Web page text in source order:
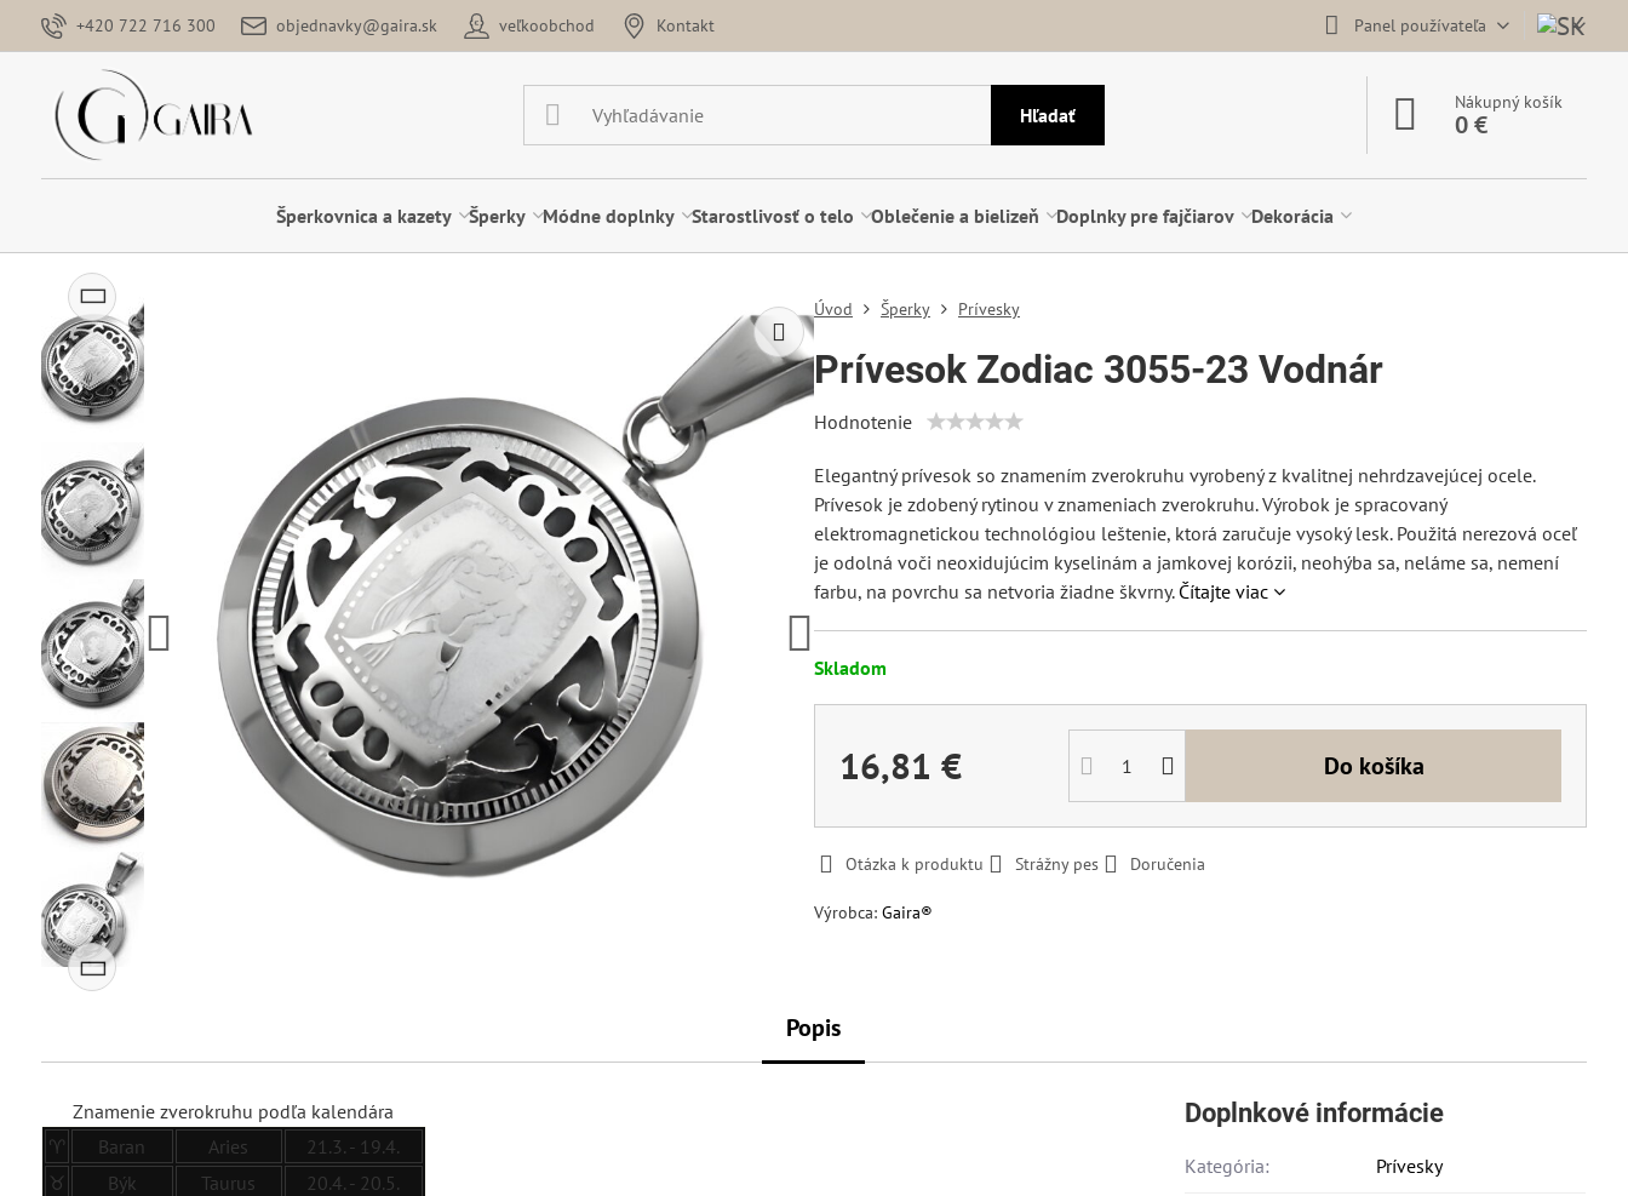
+420 722 716 300 objednavky@gaira.sk veľkoobchod Kontakt Panel používateľa
Hľadať
Nákupný košík
0 €
Šperkovnica a kazety Šperky Módne doplnky Starostlivosť o telo Oblečenie a bielizeň Doplnky pre fajčiarov Dekorácia
Úvod Šperky Prívesky
Prívesok Zodiac 3055-23 Vodnár
Hodnotenie
Elegantný prívesok so znamením zverokruhu vyrobený z kvalitnej nehrdzavejúcej ocele.
Prívesok je zdobený rytinou v znameniach zverokruhu. Výrobok je spracovaný
elektromagnetickou technológiou leštenie, ktorá zaručuje vysoký lesk. Použitá nerezová oceľ
je odolná voči neoxidujúcim kyselinám a jamkovej korózii, neohýba sa, neláme sa, nemení
farbu, na povrchu sa netvoria žiadne škvrny. Čítajte viac
Skladom
16,81 € Do košíka
Otázka k produktu Strážny pes Doručenia
Výrobca: Gaira®
Popis
Znamenie zverokruhu podľa kalendára
♈
Baran Aries
21.3. - 19.4.
♉
Býk Taurus
20.4. - 20.5.
Doplnkové informácie
Kategória: Prívesky